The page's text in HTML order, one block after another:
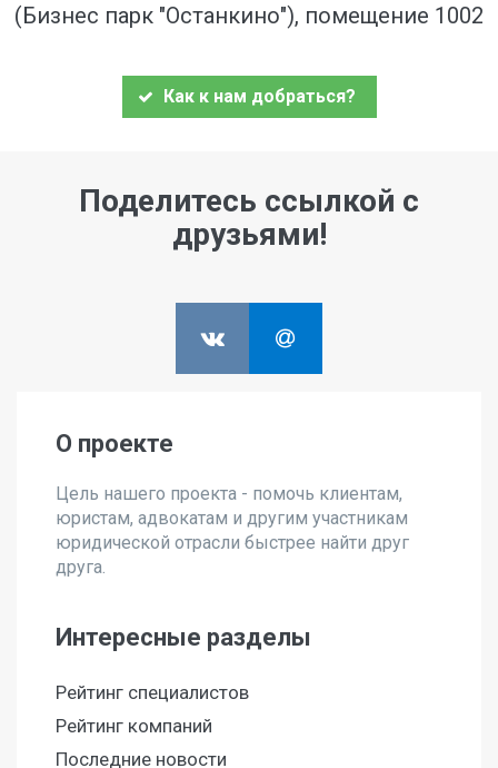
(Бизнес парк "Останкино"), помещение 1002
Как к нам добраться?
Поделитесь ссылкой с
друзьями!
О проекте
Цель нашего проекта - помочь клиентам,
юристам, адвокатам и другим участникам
юридической отрасли быстрее найти друг
друга.
Интересные разделы
Рейтинг специалистов
Рейтинг компаний
Последние новости